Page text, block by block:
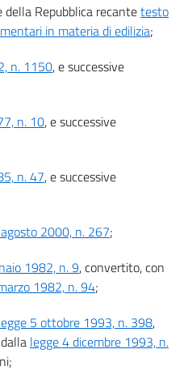
III
certificata
Capo I
di agibilità
IV
EDILIZIA, RESPONSABILITÀ E
Repubblica recantetesto
in materia di edilizia;
n. 1150, e successive
n. 10, e successive
n. 47, e successive
2000, n. 267;
1982, n. 9, convertito, con
1982, n. 94;
5 ottobre 1993, n. 398,
legge 4 dicembre 1993, n.